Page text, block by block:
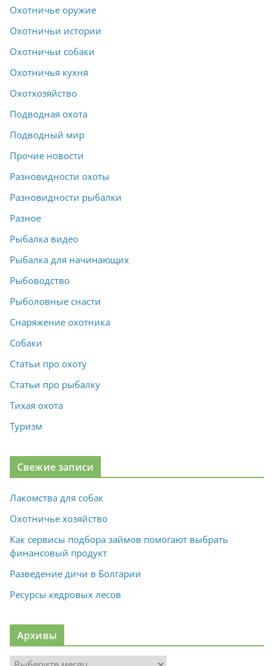
Охотничье оружие
Охотничьи истории
Охотничьи собаки
Охотничья кухня
Охотхозяйство
Подводная охота
Подводный мир
Прочие новости
Разновидности охоты
Разновидности рыбалки
Разное
Рыбалка видео
Рыбалка для начинающих
Рыбоводство
Рыболовные снасти
Снаряжение охотника
Собаки
Статьи про охоту
Статьи про рыбалку
Тихая охота
Туризм
Свежие записи
Лакомства для собак
Охотничье хозяйство
Как сервисы подбора займов помогают выбрать
финансовый продукт
Разведение дичи в Болгарии
Ресурсы кедровых лесов
Архивы